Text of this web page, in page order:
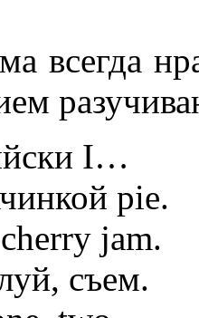
всегда
I…
pie.
jam.
съем.